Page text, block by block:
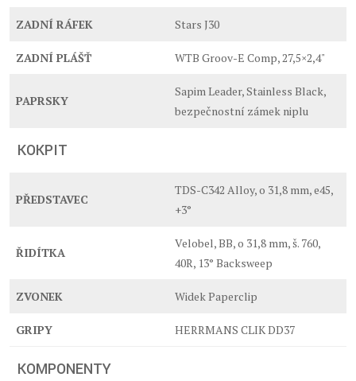
ZADNÍ RÁFEK Stars J30
ZADNÍ PLÁŠŤ WTB Groov-E Comp, 27,5×2,4"
PAPRSKY
Sapim Leader, Stainless Black,
bezpečnostní zámek niplu
KOKPIT
PŘEDSTAVEC
TDS-C342 Alloy, o 31,8 mm, e45,
+3°
ŘIDÍTKA
Velobel, BB, o 31,8 mm, š. 760,
40R, 13° Backsweep
ZVONEK Widek Paperclip
GRIPY HERRMANS CLIK DD37
KOMPONENTY